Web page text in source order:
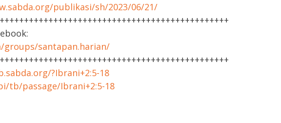
publikasi/sh/2023/06/21/
groups/santapan.harian/
?Ibrani+2:5-18
tb/passage/Ibrani+2:5-18